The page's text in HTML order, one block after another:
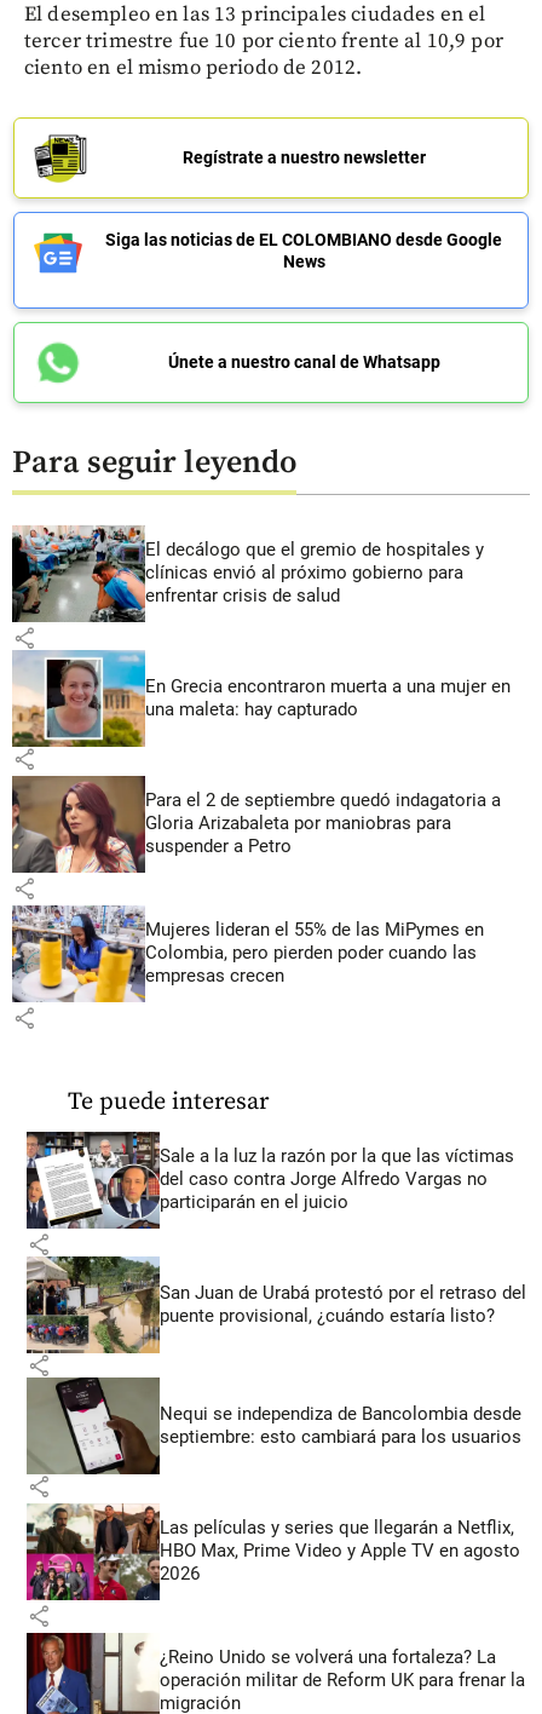
El desempleo en las 13 principales ciudades en el
tercer trimestre fue 10 por ciento frente al 10,9 por
ciento en el mismo periodo de 2012.
Regístrate a nuestro newsletter
Siga las noticias de EL COLOMBIANO desde Google
News
Únete a nuestro canal de Whatsapp
Para seguir leyendo
El decálogo que el gremio de hospitales y
clínicas envió al próximo gobierno para
enfrentar crisis de salud
share
En Grecia encontraron muerta a una mujer en
una maleta: hay capturado
share
Para el 2 de septiembre quedó indagatoria a
Gloria Arizabaleta por maniobras para
suspender a Petro
share
Mujeres lideran el 55% de las MiPymes en
Colombia, pero pierden poder cuando las
empresas crecen
share
Te puede interesar
Sale a la luz la razón por la que las víctimas
del caso contra Jorge Alfredo Vargas no
participarán en el juicio
share
San Juan de Urabá protestó por el retraso del
puente provisional, ¿cuándo estaría listo?
share
Nequi se independiza de Bancolombia desde
septiembre: esto cambiará para los usuarios
share
Las películas y series que llegarán a Netflix,
HBO Max, Prime Video y Apple TV en agosto
2026
share
¿Reino Unido se volverá una fortaleza? La
operación militar de Reform UK para frenar la
migración